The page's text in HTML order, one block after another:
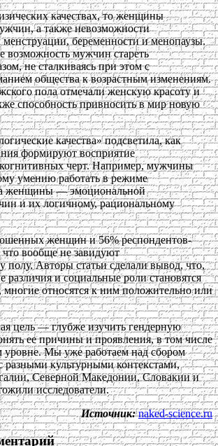
качествах, то женщины
а также невозможности
менструации, беременности и менопаузы.
возможность мужчин стареть
не сталкиваясь при этом с
общества к возрастным изменениям.
пола отмечали женскую красоту и
способность привносить в мир новую
качества» подсветила, как
формируют восприятие
черт. Например, мужчины
умению работать в режиме
а женщины — эмоциональной
и их логичному, рациональному
женщин и 56% респондентов-
вообще не завидуют
полу. Авторы статьи сделали вывод, что,
различия и социальные роли становятся
многие относятся к ним положительно или
цель — глубже изучить гендерную
ее причины и проявления, в том числе
уровне. Мы уже работаем над сбором
разными культурными контекстами,
Северной Македонии, Словакии и
исследователи.
Источник: naked-science.ru